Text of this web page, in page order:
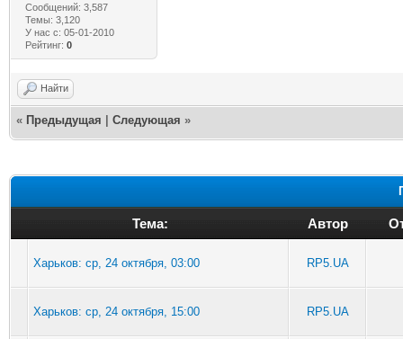
Сообщений: 3,587
Темы: 3,120
У нас с: 05-01-2010
Рейтинг: 0
Найти
« Предыдущая Следующая »
Тема: Автор
Харьков: ср, 24 октября, 03:00 RP5.UA
Харьков: ср, 24 октября, 15:00 RP5.UA